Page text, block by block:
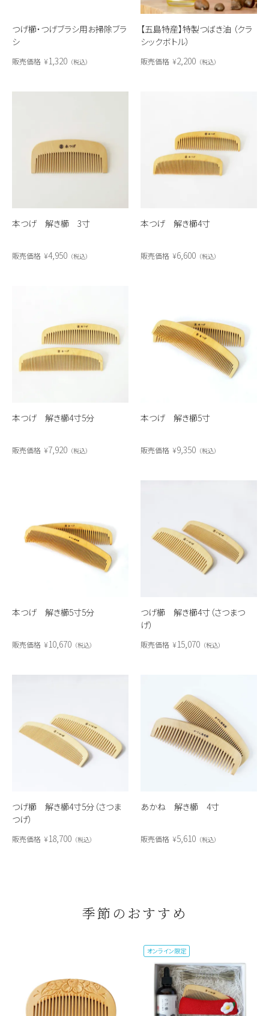
つげ櫛・つげブラシ用お掃除ブラ
シ
販売価格 ¥1,320 税込
【五島特産】特製つばき油 （クラ
シックボトル）
販売価格 ¥2,200 税込
本つげ 解き櫛 3寸
販売価格 ¥4,950 税込
本つげ 解き櫛4寸
販売価格 ¥6,600 税込
本つげ 解き櫛4寸5分
販売価格 ¥7,920 税込
本つげ 解き櫛5寸
販売価格 ¥9,350 税込
本つげ 解き櫛5寸5分
販売価格 ¥10,670 税込
つげ櫛 解き櫛4寸（さつまつ
げ）
販売価格 ¥15,070 税込
つげ櫛 解き櫛4寸5分（さつま
つげ）
販売価格 ¥18,700 税込
あかね 解き櫛 4寸
販売価格 ¥5,610 税込
季節のおすすめ
オンライン限定